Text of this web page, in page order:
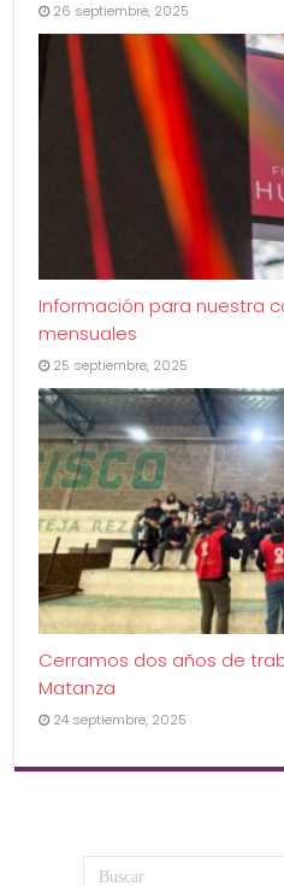
26 septiembre, 2025
Información para nuestra
mensuales
25 septiembre, 2025
Cerramos dos años de
Matanza
24 septiembre, 2025